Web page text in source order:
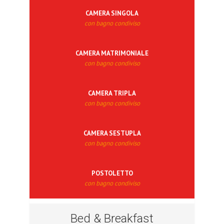
CAMERA SINGOLA
con bagno condiviso
CAMERA MATRIMONIALE
con bagno condiviso
CAMERA TRIPLA
con bagno condiviso
CAMERA SESTUPLA
con bagno condiviso
POSTOLETTO
con bagno condiviso
Bed & Breakfast